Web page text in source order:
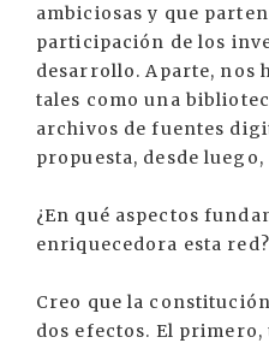
ambiciosas y que
participación de los
desarrollo. Aparte, nos
tales como una
archivos de fuentes
propuesta, desde
¿En qué aspectos
enriquecedora esta red?
Creo que la
dos efectos. El primero,